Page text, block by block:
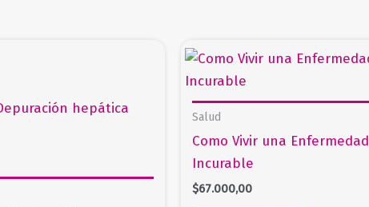
Salud
Como Vivir una Enfermedad
Incurable
$67.000,00